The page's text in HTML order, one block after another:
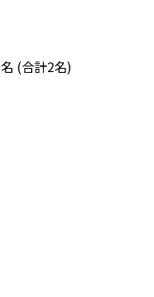
(合計2名)